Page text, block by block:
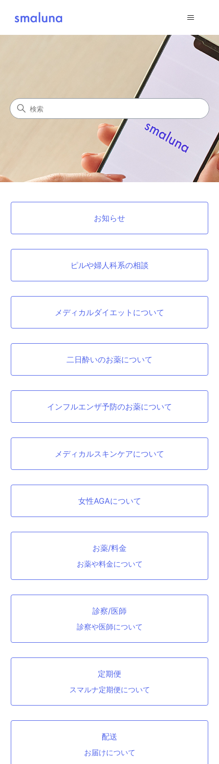
検索
お知らせ
ピルや婦人科系の相談
メディカルダイエットについて
二日酔いのお薬について
インフルエンザ予防のお薬について
メディカルスキンケアについて
女性AGAについて
お薬/料金
お薬や料金について
診察/医師
診察や医師について
定期便
スマルナ定期便について
配送
お届けについて